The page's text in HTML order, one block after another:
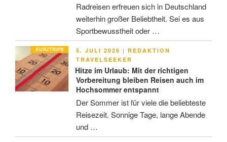
Radreisen erfreuen sich in Deutschland
weiterhin großer Beliebtheit. Sei es aus
Sportbewusstheit oder …
KURZTRIPS
VERÖFFENTLICHT
AM
5. JULI 2026 | REDAKTION
TRAVELSEEKER
Hitze im Urlaub: Mit der richtigen
Vorbereitung bleiben Reisen auch im
Hochsommer entspannt
Der Sommer ist für viele die beliebteste
Reisezeit. Sonnige Tage, lange Abende
und …